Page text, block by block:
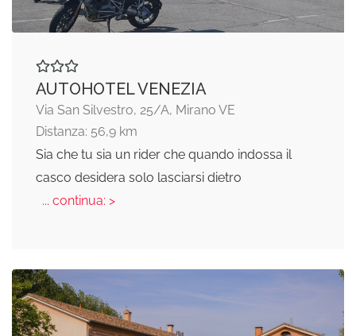
AUTOHOTEL VENEZIA
Via San Silvestro, 25/A, Mirano VE
Distanza: 56,9 km
Sia che tu sia un rider che quando indossa il
casco desidera solo lasciarsi dietro
... continua: >